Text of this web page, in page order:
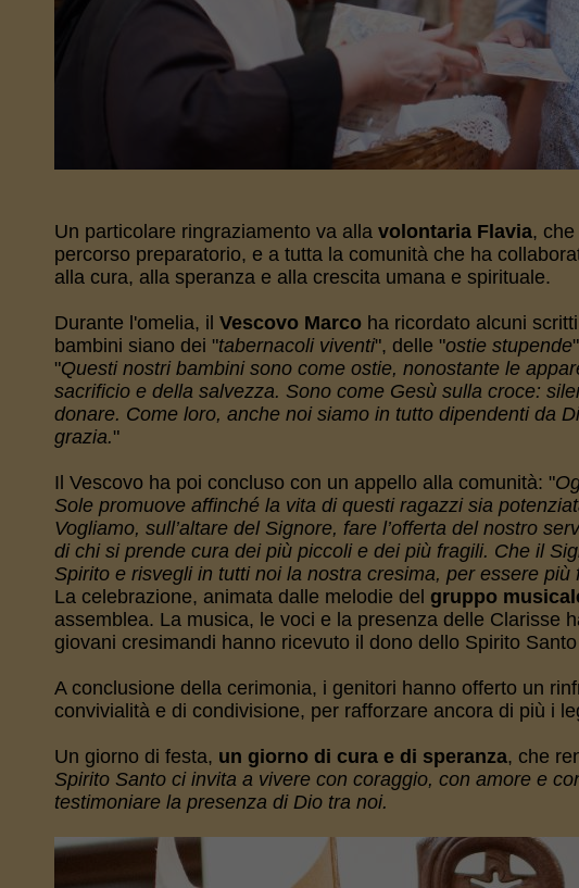
Un particolare ringraziamento va alla volontaria Flavia, che
percorso preparatorio, e a tutta la comunità che ha
alla cura, alla speranza e alla crescita umana e spirituale.
Durante l'omelia, il Vescovo Marcoha ricordato alcuni
bambini siano dei "tabernacoli viventi", delle "ostie stupende
"Questi nostri bambini sono come ostie, nonostante le
sacrificio e della salvezza. Sono come Gesù sulla croce:
donare. Come loro, anche noi siamo in tutto dipendenti da
grazia."
Il Vescovo ha poi concluso con un appello alla comunità: "
Sole promuove affinché la vita di questi ragazzi sia
Vogliamo, sull’altare del Signore, fare l’offerta del nostro
di chi si prende cura dei più piccoli e dei più fragili. Che il
Spirito e risvegli in tutti noi la nostra cresima, per essere
La celebrazione, animata dalle melodie del gruppo
assemblea. La musica, le voci e la presenza delle Clarisse
giovani cresimandi hanno ricevuto il dono dello Spirito
A conclusione della cerimonia, i genitori hanno offerto un
convivialità e di condivisione, per rafforzare ancora di più i
Un giorno di festa, un giorno di cura e di speranza, che
Spirito Santo ci invita a vivere con coraggio, con amore e
testimoniare la presenza di Dio tra noi.